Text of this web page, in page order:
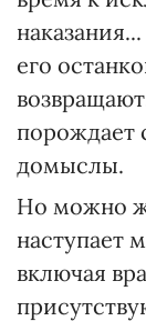
его
порождает
домыслы.
Но можно
наступает
включая